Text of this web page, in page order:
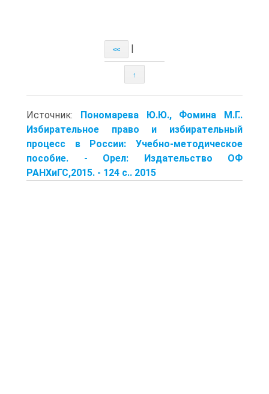
<<
↑
Источник: Пономарева Ю.Ю., Фомина М.Г..
Избирательное право и избирательный
процесс в России: Учебно-методическое
пособие. - Орел: Издательство ОФ
РАНХиГС,2015. - 124 с.. 2015